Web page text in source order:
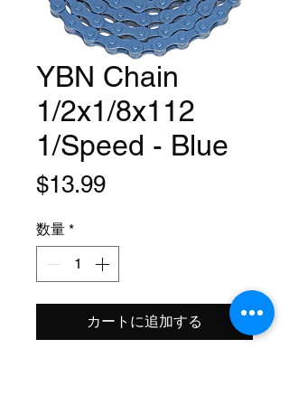
YBN Chain
1/2x1/8x112
1/Speed - Blue
$13.99価
数量 *
カートに追加する